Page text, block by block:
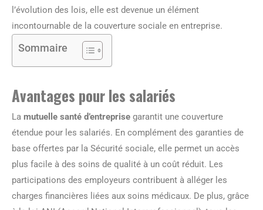
l’évolution des lois, elle est devenue un élément
incontournable de la couverture sociale en entreprise.
Sommaire
Avantages pour les salariés
La mutuelle santé d’entreprise garantit une couverture
étendue pour les salariés. En complément des garanties de
base offertes par la Sécurité sociale, elle permet un accès
plus facile à des soins de qualité à un coût réduit. Les
participations des employeurs contribuent à alléger les
charges financières liées aux soins médicaux. De plus, grâce